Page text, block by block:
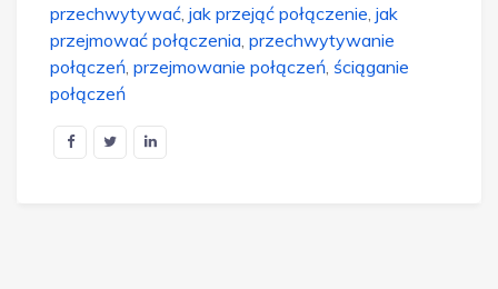
przechwytywać, jak przejąć połączenie, jak
przejmować połączenia, przechwytywanie
połączeń, przejmowanie połączeń, ściąganie
połączeń